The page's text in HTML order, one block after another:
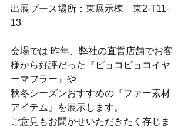
出展ブース場所：東展示棟　東2-T11-
13
会場では 昨年、弊社の直営店舗でお客
様から好評だった『ピョコピョコイヤ
ーマフラー』や
秋冬シーズンおすすめの『ファー素材
アイテム』を展示します。
ご意見もお聞かせいただきたく存じま